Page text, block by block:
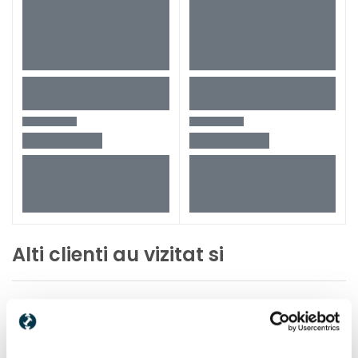
Alti clienti au vizitat si